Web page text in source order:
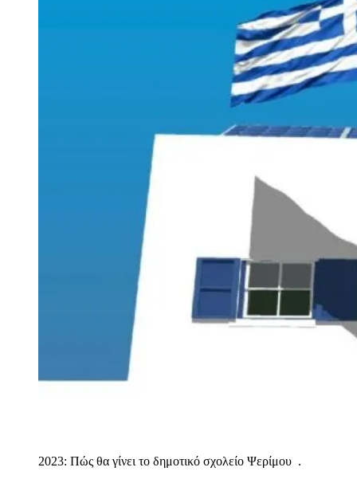
2023: Πώς θα γίνει το δημοτικό σχολείο Ψερίμου .